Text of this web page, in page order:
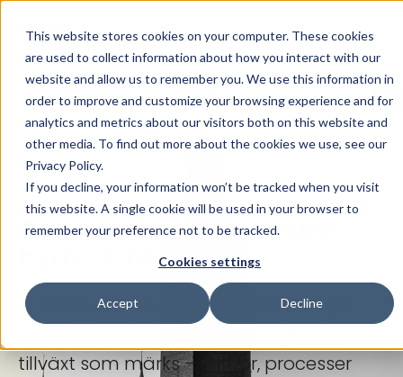
This website stores cookies on your computer. These cookies
are used to collect information about how you interact with our
website and allow us to remember you. We use this information in
order to improve and customize your browsing experience and for
analytics and metrics about our visitors both on this website and
other media. To find out more about the cookies we use, see our
Privacy Policy.
If you decline, your information won’t be tracked when you visit
this website. A single cookie will be used in your browser to
remember your preference not to be tracked.
Cookies settings
Accept Decline
Din certifierade Hubspot-
byrå i Stockholm!
Vi bygger HubSpot-lösningar som ger
tillväxt som märks – i siffror, processer